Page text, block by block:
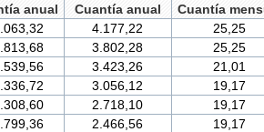
anual Cuantía anual Cuantía
4.177,22 25,25
3.802,28 25,25
3.423,26 21,01
3.056,12 19,17
2.718,10 19,17
2.466,56 19,17